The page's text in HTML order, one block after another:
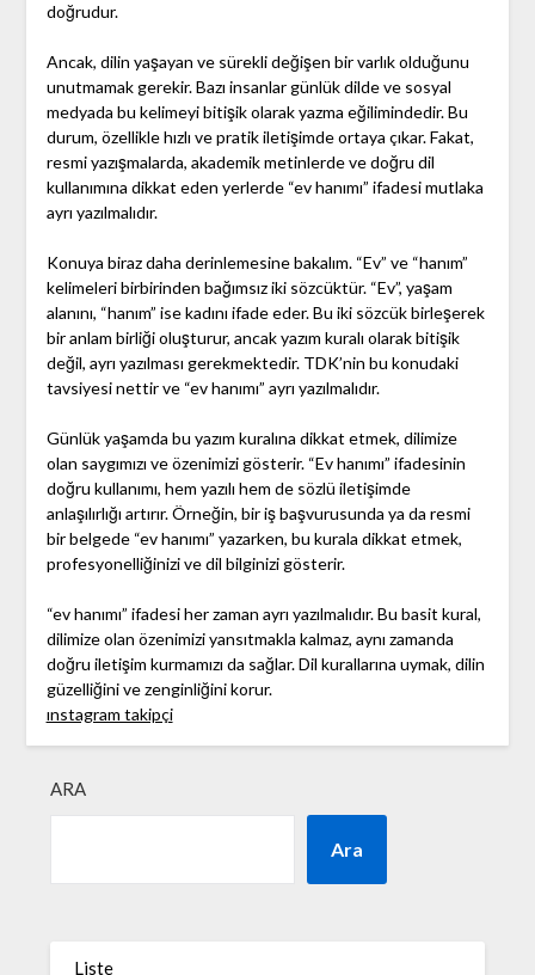
doğrudur.
Ancak, dilin yaşayan ve sürekli değişen bir varlık olduğunu
unutmamak gerekir. Bazı insanlar günlük dilde ve sosyal
medyada bu kelimeyi bitişik olarak yazma eğilimindedir. Bu
durum, özellikle hızlı ve pratik iletişimde ortaya çıkar. Fakat,
resmi yazışmalarda, akademik metinlerde ve doğru dil
kullanımına dikkat eden yerlerde “ev hanımı” ifadesi mutlaka
ayrı yazılmalıdır.
Konuya biraz daha derinlemesine bakalım. “Ev” ve “hanım”
kelimeleri birbirinden bağımsız iki sözcüktür. “Ev”, yaşam
alanını, “hanım” ise kadını ifade eder. Bu iki sözcük birleşerek
bir anlam birliği oluşturur, ancak yazım kuralı olarak bitişik
değil, ayrı yazılması gerekmektedir. TDK’nin bu konudaki
tavsiyesi nettir ve “ev hanımı” ayrı yazılmalıdır.
Günlük yaşamda bu yazım kuralına dikkat etmek, dilimize
olan saygımızı ve özenimizi gösterir. “Ev hanımı” ifadesinin
doğru kullanımı, hem yazılı hem de sözlü iletişimde
anlaşılırlığı artırır. Örneğin, bir iş başvurusunda ya da resmi
bir belgede “ev hanımı” yazarken, bu kurala dikkat etmek,
profesyonelliğinizi ve dil bilginizi gösterir.
“ev hanımı” ifadesi her zaman ayrı yazılmalıdır. Bu basit kural,
dilimize olan özenimizi yansıtmakla kalmaz, aynı zamanda
doğru iletişim kurmamızı da sağlar. Dil kurallarına uymak, dilin
güzelliğini ve zenginliğini korur.
ınstagram takipçi
ARA
Ara
Liste